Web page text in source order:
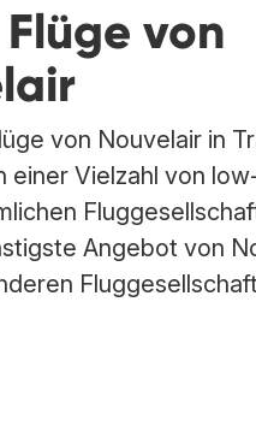
von
von Nouvelair in
einer Vielzahl von
Angebot von